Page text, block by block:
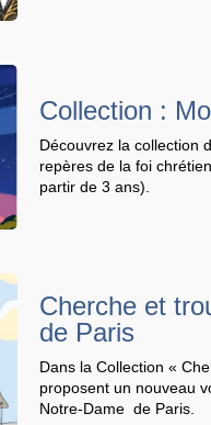
Collection :
Découvrez la collection
repères de la foi
partir de 3 ans).
Cherche et
de Paris
Dans la Collection «
proposent un nouveau
Notre-Dame de Paris.